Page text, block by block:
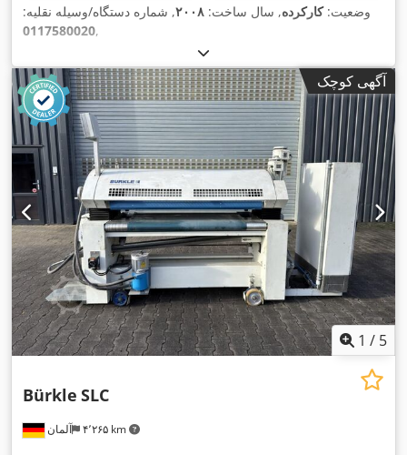
وضعیت:کارکرده, سال ساخت: ۲۰۰۸, شماره دستگاه/وسیله نقلیه:
0117580020,
آگهی کوچک
1 / 5
آلمان ۴٬۲۶۵ km
Bürkle SLC